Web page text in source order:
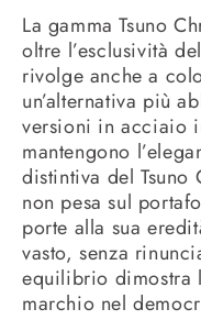
La gamma Tsuno
oltre l’esclusività
rivolge anche a
un’alternativa più
versioni in acciaio
mantengono
distintiva del
non pesa sul
porte alla sua
vasto, senza
equilibrio dimostra
marchio nel